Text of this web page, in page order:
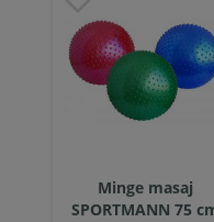
Minge masaj
SPORTMANN 75